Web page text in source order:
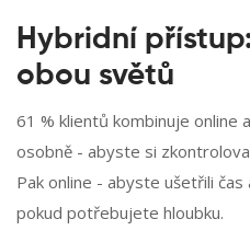
Hybridní
obou světů
61 % klientů kombinuje online
osobně - abyste si
Pak online - abyste ušetřili
pokud potřebujete hloubku.